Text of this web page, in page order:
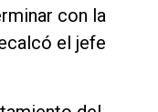
con la
el jefe